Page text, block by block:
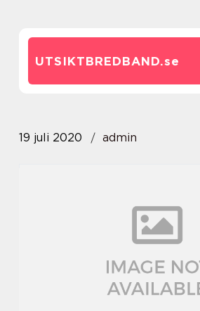
UTSIKTBREDBAND.se
19 juli 2020 admin